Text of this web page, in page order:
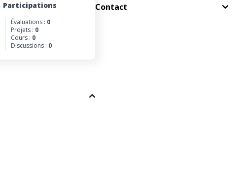
Participations
Évaluations : 0
Projets : 0
Cours : 0
Discussions : 0
Contact